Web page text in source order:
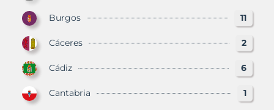
Burgos 11
Cáceres 2
Cádiz 6
Cantabria 1